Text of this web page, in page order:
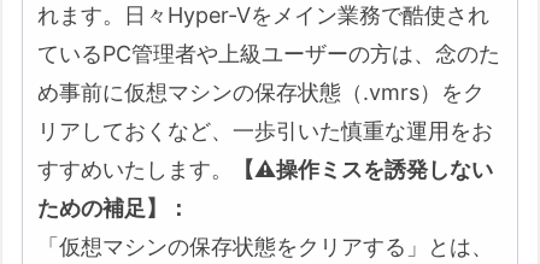
れます。日々Hyper-Vをメイン業務で酷使され
ているPC管理者や上級ユーザーの方は、念のた
め事前に仮想マシンの保存状態（.vmrs）をク
リアしておくなど、一歩引いた慎重な運用をお
すすめいたします。
【⚠️操作ミスを誘発しない
ための補足】：
「仮想マシンの保存状態をクリアする」とは、